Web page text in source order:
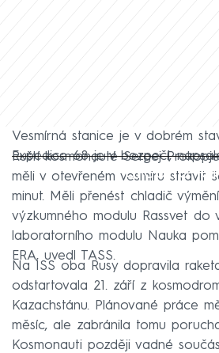
Vesmírná stanice je v dobrém
Expedice 68 je v bezpečí,
Failed to
Ruští kosmonauté Sergej
měli v otevřeném vesmíru strávit
minut. Měli přenést chladič
výzkumného modulu Rassvet do
laboratorního modulu Nauka
ERA, uvedl TASS.
Na ISS oba Rusy dopravila
odstartovala 21. září z
Kazachstánu. Plánované práce
měsíc, ale zabránila tomu
Kosmonauti později vadné